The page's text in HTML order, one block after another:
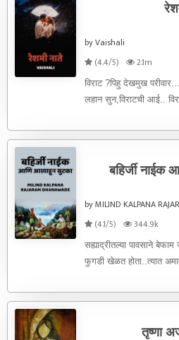
by Vaishali
(4.4/5)
2.1m
विराट ?पिहु दे‌खमुख
लहान सुन‌,विराटची आई..
बहिर्जी नाईक
by MILIND KALPANA
(4.1/5)
344.9k
सह्याद्रीतल्या पावसाने
फुगडी खेळत होता..त्यात
तृष्णा